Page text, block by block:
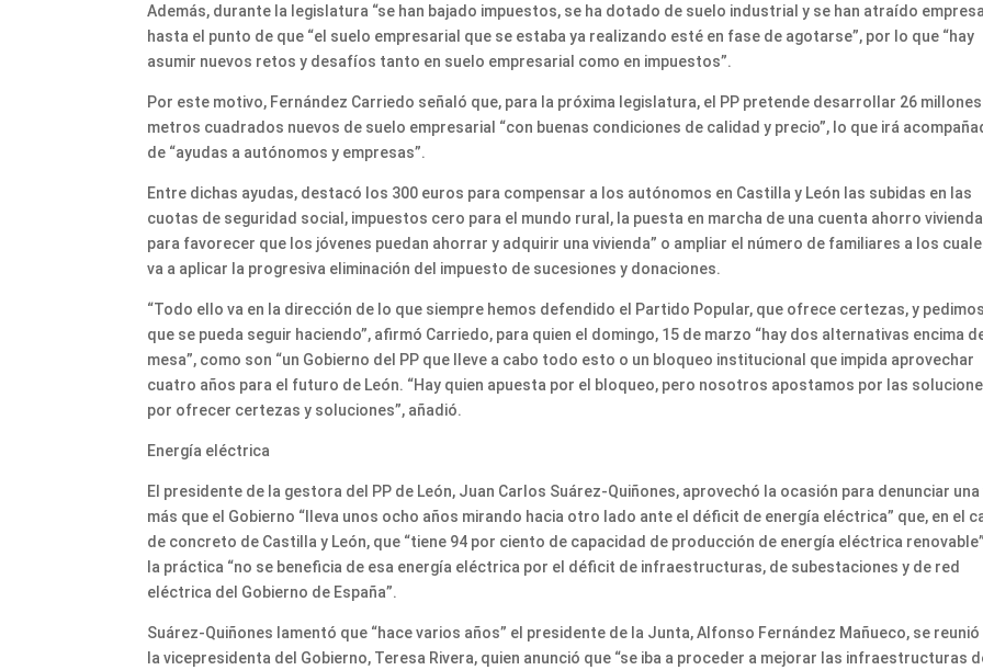
Además, durante la legislatura “se han bajado impuestos, se ha dotado de suelo industrial y se han atraído
hasta el punto de que “el suelo empresarial que se estaba ya realizando esté en fase de agotarse”, por lo que “hay
asumir nuevos retos y desafíos tanto en suelo empresarial como en impuestos”.
Por este motivo, Fernández Carriedo señaló que, para la próxima legislatura, el PP pretende desarrollar 26
metros cuadrados nuevos de suelo empresarial “con buenas condiciones de calidad y precio”, lo que irá
de “ayudas a autónomos y empresas”.
Entre dichas ayudas, destacó los 300 euros para compensar a los autónomos en Castilla y León las subidas en las
cuotas de seguridad social, impuestos cero para el mundo rural, la puesta en marcha de una cuenta ahorro vivienda
para favorecer que los jóvenes puedan ahorrar y adquirir una vivienda” o ampliar el número de familiares a los
va a aplicar la progresiva eliminación del impuesto de sucesiones y donaciones.
“Todo ello va en la dirección de lo que siempre hemos defendido el Partido Popular, que ofrece certezas, y pedimos
que se pueda seguir haciendo”, afirmó Carriedo, para quien el domingo, 15 de marzo “hay dos alternativas encima
mesa”, como son “un Gobierno del PP que lleve a cabo todo esto o un bloqueo institucional que impida aprovechar
cuatro años para el futuro de León. “Hay quien apuesta por el bloqueo, pero nosotros apostamos por las
por ofrecer certezas y soluciones”, añadió.
Energía eléctrica
El presidente de la gestora del PP de León, Juan Carlos Suárez-Quiñones, aprovechó la ocasión para denunciar una
más que el Gobierno “lleva unos ocho años mirando hacia otro lado ante el déficit de energía eléctrica” que, en el
de concreto de Castilla y León, que “tiene 94 por ciento de capacidad de producción de energía eléctrica
la práctica “no se beneficia de esa energía eléctrica por el déficit de infraestructuras, de subestaciones y de red
eléctrica del Gobierno de España”.
Suárez-Quiñones lamentó que “hace varios años” el presidente de la Junta, Alfonso Fernández Mañueco, se reunió
la vicepresidenta del Gobierno, Teresa Rivera, quien anunció que “se iba a proceder a mejorar las infraestructuras